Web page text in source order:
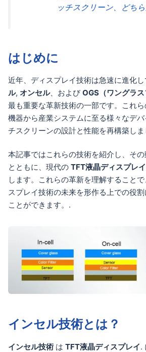
ッチスクリーン、どち
はじめに
近年、ディスプレイ技術は急速に進化
ル, オンセル、および OGS（ワングラス
最も重要な革新技術の一部です。これ
機器から産業システムに至る様々なデ
チスクリーンの設計と性能を再構築し
本記事ではこれらの技術を紹介し、そ
とともに、現代の TFT液晶ディスプレイ
します。これらの革新を理解すること
スプレイ技術の未来を形作る上での役
ことができます。.
インセル技術とは？
インセル技術 は TFT液晶ディスプレイ.